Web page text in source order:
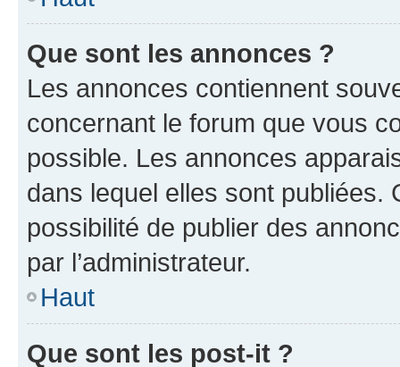
Que sont les annonces ?
Les annonces contiennent
concernant le forum que vous
possible. Les annonces
dans lequel elles sont publiées.
possibilité de publier des
par l’administrateur.
Haut
Que sont les post-it ?